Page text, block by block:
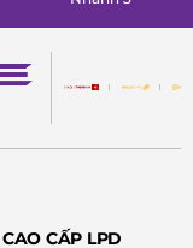
CẤP LPD